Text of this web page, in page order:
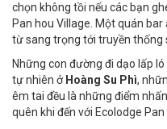
chọn không tồi nếu các bạn
Pan hou Village. Một quán
từ sang trọng tới truyền thống
Những con đường đi dạo lấp
tự nhiên ở Hoàng Su Phì,
êm tai đều là những điểm
quên khi đến với Ecolodge